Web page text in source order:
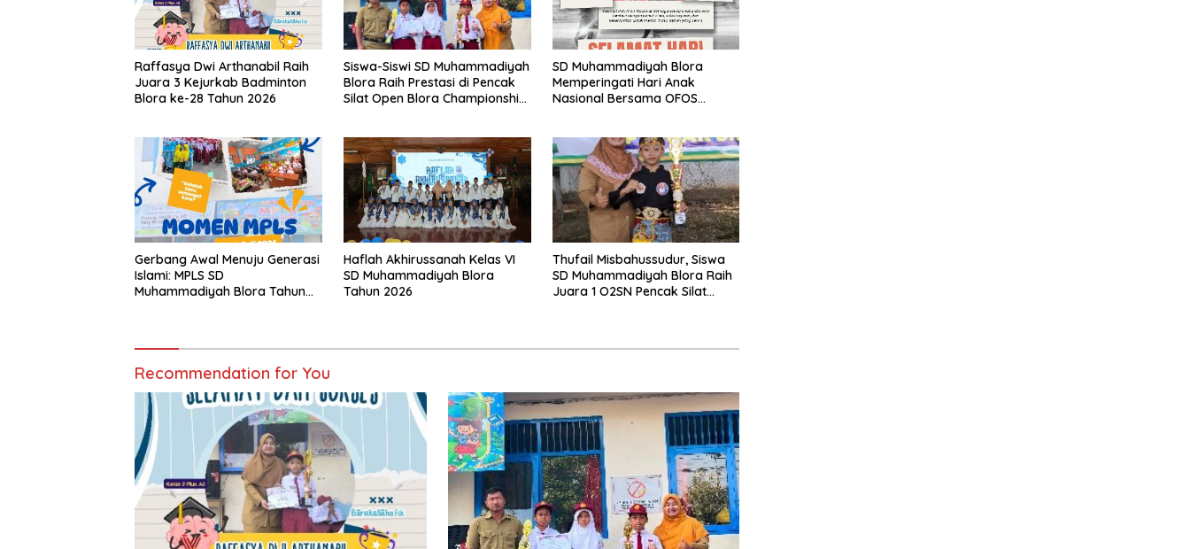
Raffasya Dwi Arthanabil Raih
Juara 3 Kejurkab Badminton
Blora ke-28 Tahun 2026
Siswa-Siswi SD Muhammadiyah
Blora Raih Prestasi di Pencak
Silat Open Blora Championship
SD Muhammadiyah Blora
Memperingati Hari Anak
Nasional Bersama OFOS
Gerbang Awal Menuju Generasi
Islami: MPLS SD
Muhammadiyah Blora Tahun
Haflah Akhirussanah Kelas VI
SD Muhammadiyah Blora
Tahun 2026
Thufail Misbahussudur, Siswa
SD Muhammadiyah Blora Raih
Juara 1 O2SN Pencak Silat
Recommendation for You